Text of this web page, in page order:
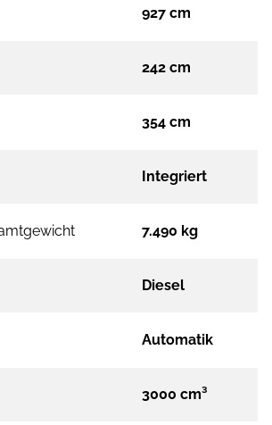
927 cm
242 cm
354 cm
Integriert
7.490 kg
Diesel
Automatik
3000 cm³